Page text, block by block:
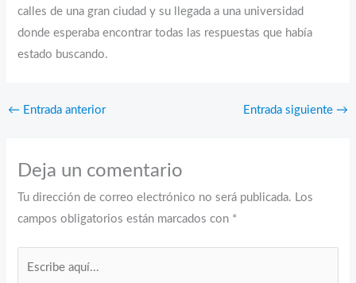
calles de una gran ciudad y su llegada a una universidad
donde esperaba encontrar todas las respuestas que había
estado buscando.
← Entrada anterior Entrada siguiente →
Deja un comentario
Tu dirección de correo electrónico no será publicada. Los
campos obligatorios están marcados con *